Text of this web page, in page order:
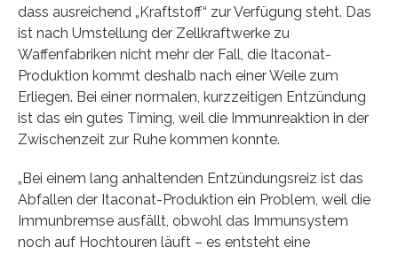
dass ausreichend „Kraftstoff“ zur Verfügung steht. Das
ist nach Umstellung der Zellkraftwerke zu
Waffenfabriken nicht mehr der Fall, die Itaconat-
Produktion kommt deshalb nach einer Weile zum
Erliegen. Bei einer normalen, kurzzeitigen Entzündung
ist das ein gutes Timing, weil die Immunreaktion in der
Zwischenzeit zur Ruhe kommen konnte.
„Bei einem lang anhaltenden Entzündungsreiz ist das
Abfallen der Itaconat-Produktion ein Problem, weil die
Immunbremse ausfällt, obwohl das Immunsystem
noch auf Hochtouren läuft – es entsteht eine